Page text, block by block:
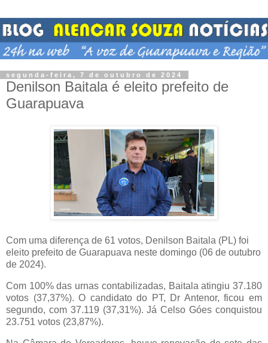
segunda-feira, 7 de outubro de 2024
Denilson Baitala é eleito prefeito de
Guarapuava
Com uma diferença de 61 votos, Denilson Baitala (PL) foi
eleito prefeito de Guarapuava neste domingo (06 de outubro
de 2024).
Com 100% das urnas contabilizadas, Baitala atingiu 37.180
votos (37,37%). O candidato do PT, Dr Antenor, ficou em
segundo, com 37.119 (37,31%). Já Celso Góes conquistou
23.751 votos (23,87%).